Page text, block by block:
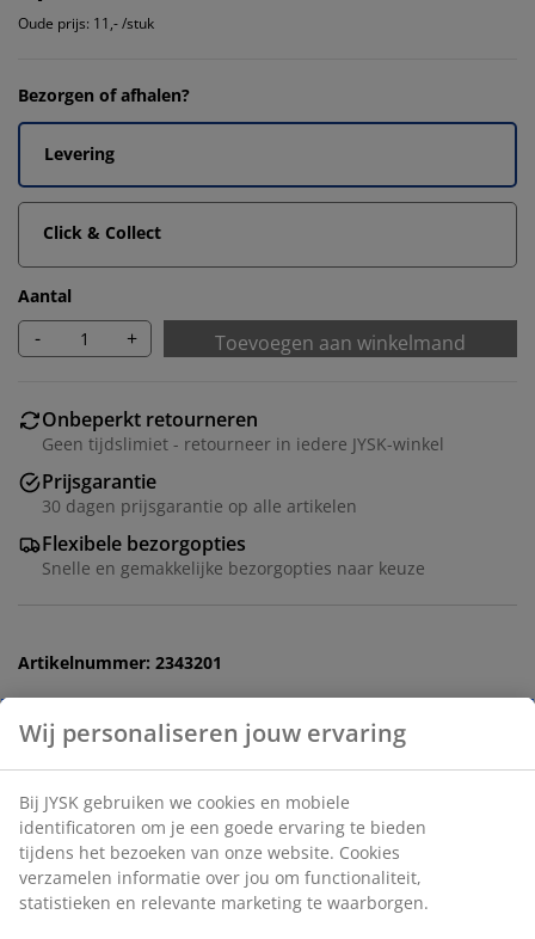
Oude prijs: 11,- /stuk
Bezorgen of afhalen?
Levering
Click & Collect
Aantal
- + Toevoegen aan winkelmand
Onbeperkt retourneren
Geen tijdslimiet - retourneer in iedere JYSK-winkel
Prijsgarantie
30 dagen prijsgarantie op alle artikelen
Flexibele bezorgopties
Snelle en gemakkelijke bezorgopties naar keuze
Artikelnummer: 2343201
Specificaties
Beoordelingen
(0
Wij personaliseren jouw ervaring
Bij JYSK gebruiken we cookies en mobiele
identificatoren om je een goede ervaring te bieden
tijdens het bezoeken van onze website. Cookies
verzamelen informatie over jou om functionaliteit,
statistieken en relevante marketing te waarborgen.